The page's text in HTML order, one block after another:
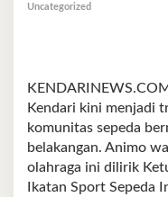
Uncategorized
Kendari kini menjadi
komunitas sepeda
belakangan. Animo
olahraga ini dilirik
Ikatan Sport Sepeda